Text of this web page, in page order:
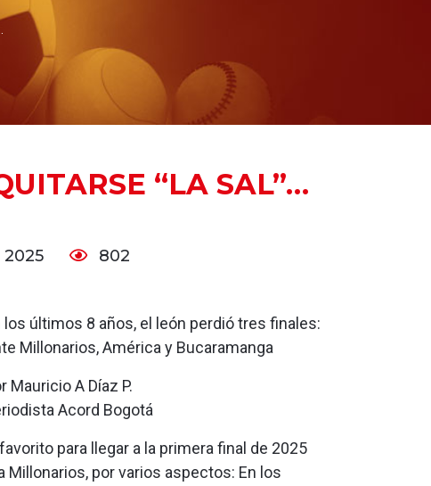
“LA SAL”…
802
los últimos 8 años, el león perdió tres finales:
Millonarios, América y Bucaramanga
Mauricio A Díaz P.
Acord Bogotá
para llegar a la primera final de 2025
Millonarios, por varios aspectos: En los